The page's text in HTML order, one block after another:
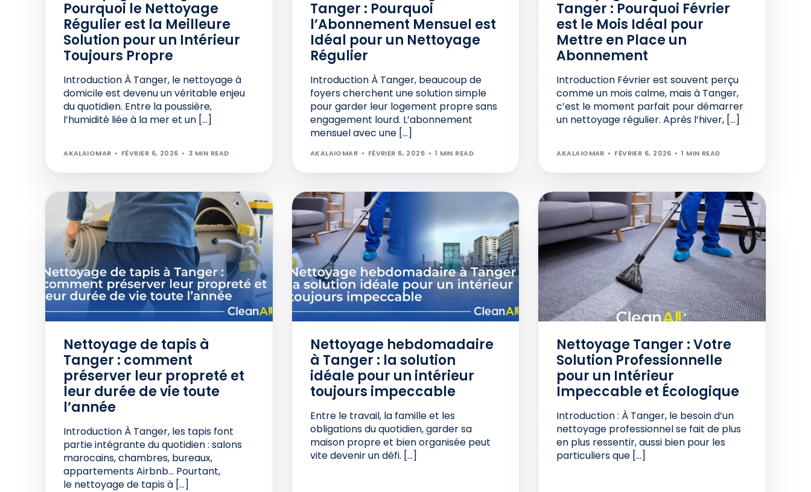
Pourquoi le Nettoyage
Régulier est la Meilleure
Solution pour un Intérieur
Toujours Propre
Introduction À Tanger, le nettoyage à
domicile est devenu un véritable enjeu
du quotidien. Entre la poussière,
l’humidité liée à la mer et un […]
AKALAIOMAR FÉVRIER 6, 2026 3 MIN READ
Tanger : Pourquoi
l’Abonnement Mensuel est
Idéal pour un Nettoyage
Régulier
Introduction À Tanger, beaucoup de
foyers cherchent une solution simple
pour garder leur logement propre sans
engagement lourd. L’abonnement
mensuel avec une […]
AKALAIOMAR FÉVRIER 6, 2026 1 MIN READ
Tanger : Pourquoi Février
est le Mois Idéal pour
Mettre en Place un
Abonnement
Introduction Février est souvent perçu
comme un mois calme, mais à Tanger,
c’est le moment parfait pour démarrer
un nettoyage régulier. Après l’hiver, […]
AKALAIOMAR FÉVRIER 6, 2026 1 MIN READ
Nettoyage de tapis à
Tanger : comment
préserver leur propreté et
leur durée de vie toute
l’année
Introduction À Tanger, les tapis font
partie intégrante du quotidien : salons
marocains, chambres, bureaux,
appartements Airbnb… Pourtant,
le nettoyage de tapis à […]
Nettoyage hebdomadaire
à Tanger : la solution
idéale pour un intérieur
toujours impeccable
Entre le travail, la famille et les
obligations du quotidien, garder sa
maison propre et bien organisée peut
vite devenir un défi. […]
Nettoyage Tanger : Votre
Solution Professionnelle
pour un Intérieur
Impeccable et Écologique
Introduction : À Tanger, le besoin d’un
nettoyage professionnel se fait de plus
en plus ressentir, aussi bien pour les
particuliers que […]